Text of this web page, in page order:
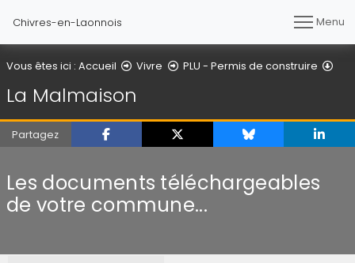
Chivres-en-Laonnois Menu
Vous êtes ici : Accueil Vivre PLU - Permis de construire
La Malmaison
Partagez
Les documents téléchargeables
de votre commune...